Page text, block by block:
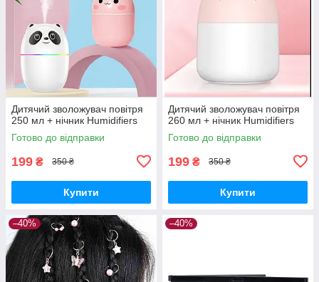
Дитячий зволожувач повітря
250 мл + нічник Humidifiers
Готово до відправки
199 ₴ 350 ₴
Купити
Дитячий зволожувач повітря
260 мл + нічник Humidifiers
Готово до відправки
199 ₴ 350 ₴
Купити
–40% –40%